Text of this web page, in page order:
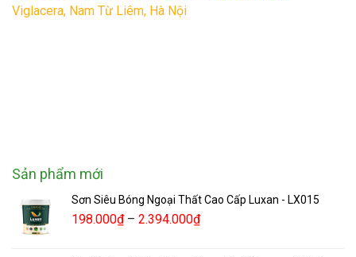
Viglacera, Nam Từ Liêm, Hà Nội
Sản phẩm mới
Sơn Siêu Bóng Ngoại Thất Cao Cấp Luxan - LX015
198.000₫– 2.394.000₫